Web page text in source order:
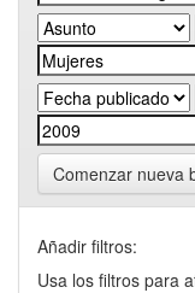
Comenzar nueva
Añadir filtros:
Usa los filtros para